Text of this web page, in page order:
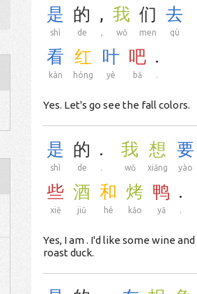
是
shì
的
de
,
,
我
wǒ
们
men
去
qù
看
kàn
红
hóng
叶
yè
吧
bā
.
.
Yes. Let's go see the fall colors.
是
shì
的
de
.
.
我
wǒ
想
xiǎng
要
yào
些
xiē
酒
jiǔ
和
hé
烤
kǎo
鸭
yā
.
.
Yes, I am . I'd like some wine and
roast duck.